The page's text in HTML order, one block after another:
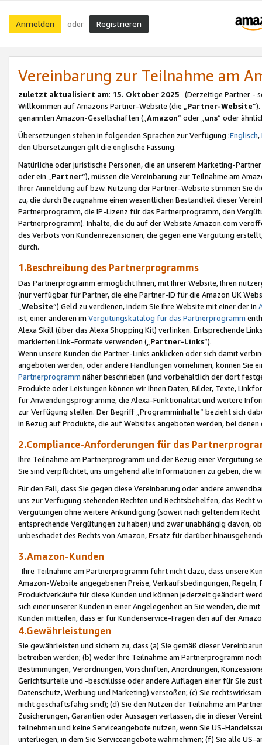
Anmelden oder Registrieren
Vereinbarung zur Teilnahme am
zuletzt aktualisiert am: 15. Oktober 2025 (Derzeitige Partner -
Willkommen auf Amazons Partner-Website (die „Partner-Website
genannten Amazon-Gesellschaften („Amazon“ oder „uns“ oder
Übersetzungen stehen in folgenden Sprachen zur Verfügung :Englisch,
den Übersetzungen gilt die englische Fassung.
Natürliche oder juristische Personen, die an unserem Marketing-
oder ein „Partner“), müssen die Vereinbarung zur Teilnahme am
Ihrer Anmeldung auf bzw. Nutzung der Partner-Website stimmen Sie
zu, die durch Bezugnahme einen wesentlichen Bestandteil dieser
Partnerprogramm, die IP-Lizenz für das Partnerprogramm, den
Partnerprogramm). Inhalte, die du auf der Website Amazon.com
des Verbots von Kundenrezensionen, die gegen eine Vergütung
durch.
1.Beschreibung des Partnerprogramms
Das Partnerprogramm ermöglicht Ihnen, mit Ihrer Website, Ihren
(nur verfügbar für Partner, die eine Partner-ID für die Amazon UK
Website“) Geld zu verdienen, indem Sie Ihre Website mit einer der in
ist, einer anderen im Vergütungskatalog für das Partnerprogramm
Alexa Skill (über das Alexa Shopping Kit) verlinken. Entsprechende
markierten Link-Formate verwenden („ Partner-Links“).
Wenn unsere Kunden die Partner-Links anklicken oder sich damit
angeboten werden, oder andere Handlungen vornehmen, können Sie
Partnerprogramm näher beschrieben (und vorbehaltlich der dort
Produkte oder Leistungen können wir Ihnen Daten, Bilder, Texte,
für Anwendungsprogramme, die Alexa-Funktionalität und weitere
zur Verfügung stellen. Der Begriff „Programminhalte“ bezieht sich
in Bezug auf Produkte, die auf Websites angeboten werden, bei
2.Compliance-Anforderungen für das
Ihre Teilnahme am Partnerprogramm und der Bezug einer Vergütung
Sie sind verpflichtet, uns umgehend alle Informationen zu geben, die
Für den Fall, dass Sie gegen diese Vereinbarung oder andere
uns zur Verfügung stehenden Rechten und Rechtsbehelfen, das
Vergütungen ohne weitere Ankündigung (soweit nach geltendem
entsprechende Vergütungen zu haben) und zwar unabhängig davon,
unbeschadet des Rechts von Amazon, Ersatz für darüber
3.Amazon-Kunden
Ihre Teilnahme am Partnerprogramm führt nicht dazu, dass unsere
Amazon-Website angegebenen Preise, Verkaufsbedingungen,
Produktverkäufe für diese Kunden und können jederzeit geändert
sich einer unserer Kunden in einer Angelegenheit an Sie wenden, die
Kunden mitteilen, dass er für Kundenservice-Fragen den auf der
4.Gewährleistungen
Sie gewährleisten und sichern zu, dass (a) Sie gemäß dieser
betreiben werden; (b) weder Ihre Teilnahme am Partnerprogramm
Bestimmungen, Verordnungen, Vorschriften, Anordnungen,
Gerichtsurteile und -beschlüsse oder andere Auflagen einer für Sie
Datenschutz, Werbung und Marketing) verstoßen; (c) Sie
nicht geschäftsfähig sind); (d) Sie den Nutzen der Teilnahme am
Zusicherungen, Garantien oder Aussagen verlassen, die in dieser
teilnehmen und keine Serviceangebote nutzen, wenn Sie US-
unterliegen, in dem Sie Serviceangebote wahrnehmen; (f) Sie alle